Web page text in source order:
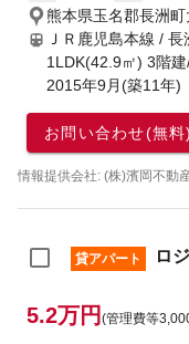
熊本県玉名郡長洲町
ＪＲ鹿児島本線 / 長
1LDK(42.9㎡) 3階
2015年9月(築11年)
お問い合わせ(無料)
情報提供会社: (株)濱岡不動
貸アパート ロ
5.2万円 (管理費等